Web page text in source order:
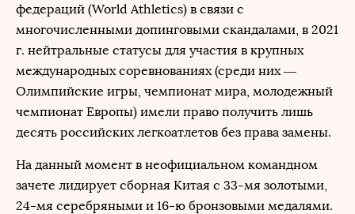
федераций (World Athletics) в связи с
многочисленными допинговыми скандалами, в 2021
г. нейтральные статусы для участия в крупных
международных соревнованиях (среди них —
Олимпийские игры, чемпионат мира, молодежный
чемпионат Европы) имели право получить лишь
десять российских легкоатлетов без права замены.
На данный момент в неофициальном командном
зачете лидирует сборная Китая с 33-мя золотыми,
24-мя серебряными и 16-ю бронзовыми медалями.